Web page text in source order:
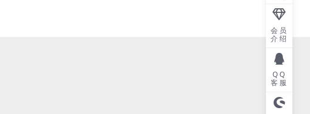
会员
介绍
QQ
客服